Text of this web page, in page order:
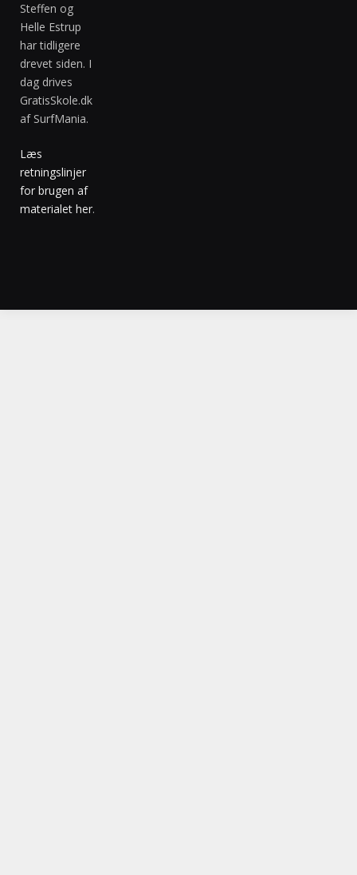
Steffen og
Helle Estrup
har tidligere
drevet siden. I
dag drives
GratisSkole.dk
af SurfMania.
Læs
retningslinjer
for brugen af
materialet her.